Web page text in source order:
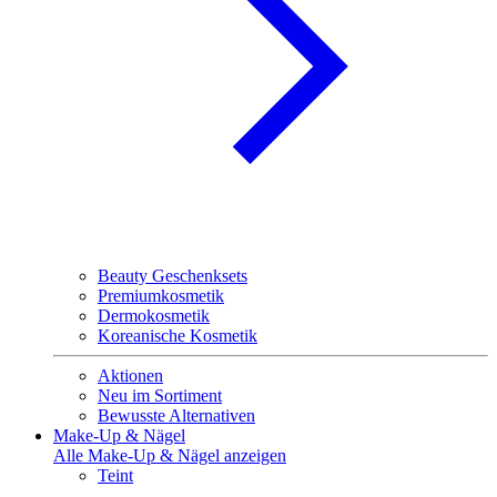
Beauty Geschenksets
Premiumkosmetik
Dermokosmetik
Koreanische Kosmetik
Aktionen
Neu im Sortiment
Bewusste Alternativen
Make-Up & Nägel
Alle Make-Up & Nägel anzeigen
Teint